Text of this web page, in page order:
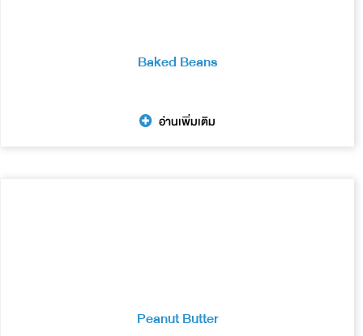
Baked Beans
อ่านเพิ่มเติม
Peanut Butter